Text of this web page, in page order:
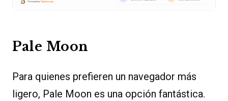
Pale Moon
Para quienes prefieren un navegador más
ligero, Pale Moon es una opción fantástica.